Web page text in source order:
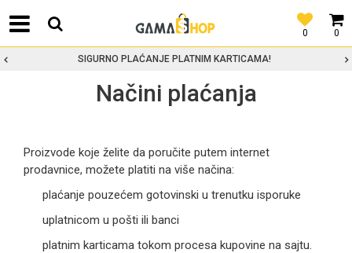
0
0
SIGURNO PLAĆANJE PLATNIM KARTICAMA!
Načini plaćanja
Proizvode koje želite da poručite putem internet
prodavnice, možete platiti na više načina:
plaćanje pouzećem gotovinski u trenutku isporuke
uplatnicom u pošti ili banci
platnim karticama tokom procesa kupovine na sajtu.